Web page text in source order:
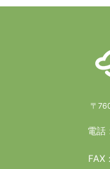
〒
電話
FAX：